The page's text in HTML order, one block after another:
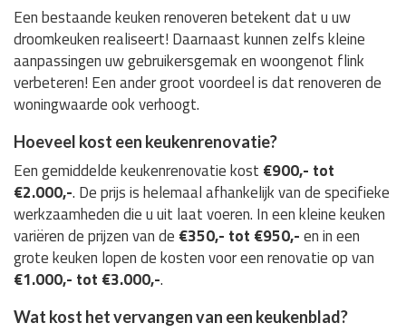
Een bestaande keuken renoveren betekent dat u uw
droomkeuken realiseert! Daarnaast kunnen zelfs kleine
aanpassingen uw gebruikersgemak en woongenot flink
verbeteren! Een ander groot voordeel is dat renoveren de
woningwaarde ook verhoogt.
Hoeveel kost een keukenrenovatie?
Een gemiddelde keukenrenovatie kost €900,- tot
€2.000,-. De prijs is helemaal afhankelijk van de specifieke
werkzaamheden die u uit laat voeren. In een kleine keuken
variëren de prijzen van de €350,- tot €950,-en in een
grote keuken lopen de kosten voor een renovatie op van
€1.000,- tot €3.000,-.
Wat kost het vervangen van een keukenblad?